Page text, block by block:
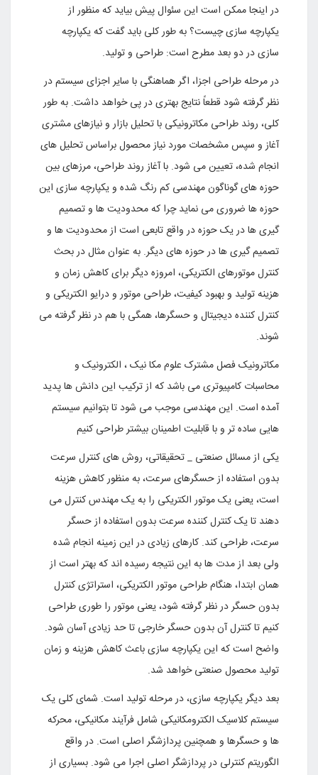
در اینجا ممکن است این سئوال پیش بیاید که منظور از
یکپارچه سازى چیست؟ به طور کلى باید گفت که یکپارچه
سازى در دو بعد مطرح است: طراحى و تولید.
در مرحله طراحى اجزا، اگر هماهنگى با سایر اجزاى سیستم در
نظر گرفته شود قطعاً نتایج بهترى در پى خواهد داشت. به طور
کلى، روند طراحى مکاترونیکى با تحلیل بازار و نیازهاى مشترى
آغاز و سپس مشخصات مورد نیاز محصول براساس تحلیل هاى
انجام شده، تعیین مى شود. با آغاز روند طراحى، مرزهاى بین
حوزه هاى گوناگون مهندسى کم رنگ شده و یکپارچه سازى این
حوزه ها ضرورى مى نماید چرا که محدودیت ها و تصمیم
گیرى ها در یک حوزه در واقع تابعى است از محدودیت ها و
تصمیم گیرى ها در حوزه هاى دیگر. به عنوان مثال در بحث
کنترل موتورهاى الکتریکى، امروزه دیگر براى کاهش زمان و
هزینه تولید و بهبود کیفیت، طراحى موتور و درایو الکتریکى و
کنترل کننده دیجیتال و حسگرها، همگى با هم در نظر گرفته مى
شوند.
مکاترونیک فصل مشترک علوم مکا نیک ، الکترونیک و
محاسبات کامپیوتری می باشد که از ترکیب این دانش ها پدید
آمده است. این مهندسی موجب می شود تا بتوانیم سیستم
هایی ساده تر و با قابلیت اطمینان بیشتر طراحی کنیم
یکى از مسائل صنعتى _ تحقیقاتى، روش هاى کنترل سرعت
بدون استفاده از حسگرهاى سرعت، به منظور کاهش هزینه
است، یعنى یک موتور الکتریکى را به یک مهندس کنترل مى
دهند تا یک کنترل کننده سرعت بدون استفاده از حسگر
سرعت، طراحى کند. کارهاى زیادى در این زمینه انجام شده
ولى بعد از مدت ها به این نتیجه رسیده اند که بهتر است از
همان ابتدا، هنگام طراحى موتور الکتریکى، استراتژى کنترل
بدون حسگر در نظر گرفته شود، یعنى موتور را طورى طراحى
کنیم تا کنترل آن بدون حسگر خارجى تا حد زیادى آسان شود.
واضح است که این یکپارچه سازى باعث کاهش هزینه و زمان
تولید محصول صنعتى خواهد شد.
بعد دیگر یکپارچه سازى، در مرحله تولید است. شماى کلى یک
سیستم کلاسیک الکترومکانیکى شامل فرآیند مکانیکى، محرکه
ها و حسگرها و همچنین پردازشگر اصلى است. در واقع
الگوریتم کنترلى در پردازشگر اصلى اجرا مى شود. بسیارى از